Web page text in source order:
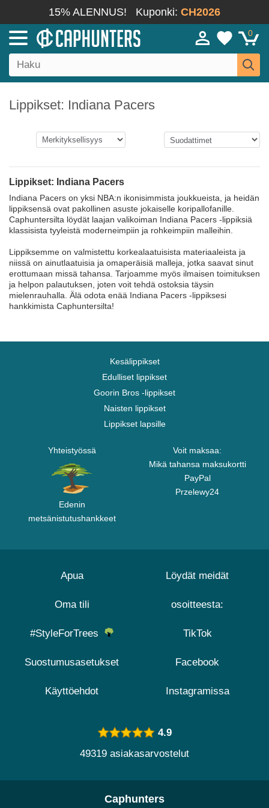
15% ALENNUS! Kuponki: CH2026
0
Lippikset: Indiana Pacers
Lippikset: Indiana Pacers
Indiana Pacers on yksi NBA:n ikonisimmista joukkueista, ja heidän
lippiksensä ovat pakollinen asuste jokaiselle koripallofanille.
Caphuntersilta löydät laajan valikoiman Indiana Pacers -lippiksiä
klassisista tyyleistä moderneimpiin ja rohkeimpiin malleihin.
Lippiksemme on valmistettu korkealaatuisista materiaaleista ja
niissä on ainutlaatuisia ja omaperäisiä malleja, jotka saavat sinut
erottumaan missä tahansa. Tarjoamme myös ilmaisen toimituksen
ja helpon palautuksen, joten voit tehdä ostoksia täysin
mielenrauhalla. Älä odota enää Indiana Pacers -lippiksesi
hankkimista Caphuntersilta!
Kesälippikset
Edulliset lippikset
Goorin Bros -lippikset
Naisten lippikset
Lippikset lapsille
Yhteistyössä
Edenin
metsänistutushankkeet
Voit maksaa:
Mikä tahansa maksukortti
PayPal
Przelewy24
Apua
Oma tili
#StyleForTrees
Suostumusasetukset
Käyttöehdot
Löydät meidät
osoitteesta:
TikTok
Facebook
Instagramissa
4.9
49319 asiakasarvostelut
Caphunters